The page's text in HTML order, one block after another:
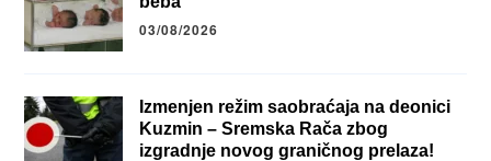
03/08/2026
Izmenjen režim saobraćaja na deonici
Kuzmin – Sremska Rača zbog
izgradnje novog graničnog prelaza!